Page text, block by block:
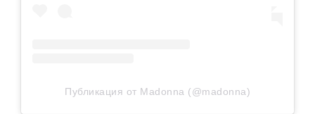
Публикация от Madonna (@madonna)